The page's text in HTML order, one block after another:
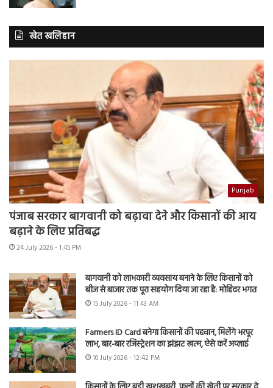
खेत खलिहान
Punjab
पंजाब सरकार बागवानी को बढ़ावा देने और किसानों की आय
बढ़ाने के लिए प्रतिबद्ध
24 July 2026 - 1:45 PM
बागवानी को लाभकारी व्यवसाय बनाने के लिए किसानों को
बीज से बाजार तक पूरा सहयोग दिया जा रहा है: मोहिंदर भगत
15 July 2026 - 11:43 AM
Farmers ID Card बनेगा किसानों की पहचान, मिलेंगे भरपूर
लाभ, बार-बार रजिस्ट्रेशन का झंझट खत्म, ऐसे करें अप्लाई
10 July 2026 - 12:42 PM